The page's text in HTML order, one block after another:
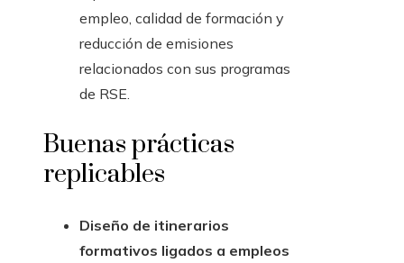
empleo, calidad de formación y
reducción de emisiones
relacionados con sus programas
de RSE.
Buenas prácticas
replicables
Diseño de itinerarios
formativos ligados a empleos